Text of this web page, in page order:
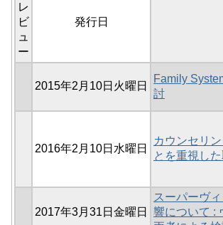
レ
ビ
ュ
ー
発行日
2015年2月10日火曜日
Family
討
2016年2月10日水曜日
カウンセリ
とを重視し
2017年3月31日金曜日
スーパーヴ
響について :